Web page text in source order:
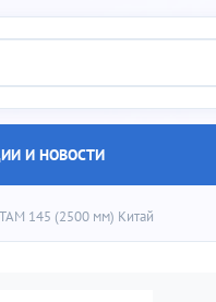
И НОВОСТИ
145 (2500 мм) Китай